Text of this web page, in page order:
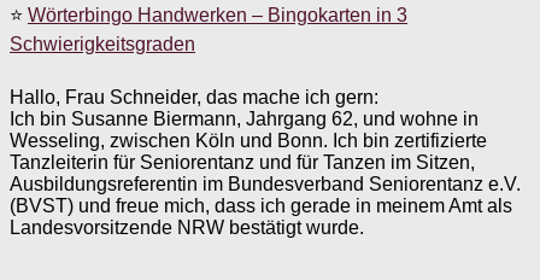
⭐ Wörterbingo Handwerken – Bingokarten in 3
Schwierigkeitsgraden
Hallo, Frau Schneider, das mache ich gern:
Ich bin Susanne Biermann, Jahrgang 62, und wohne in
Wesseling, zwischen Köln und Bonn. Ich bin zertifizierte
Tanzleiterin für Seniorentanz und für Tanzen im Sitzen,
Ausbildungsreferentin im Bundesverband Seniorentanz e.V.
(BVST) und freue mich, dass ich gerade in meinem Amt als
Landesvorsitzende NRW bestätigt wurde.